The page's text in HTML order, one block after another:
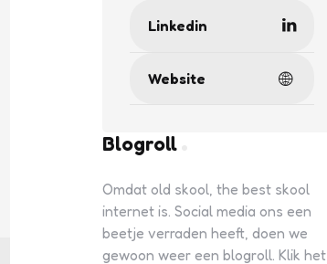
Linkedin
Website
Blogroll
Omdat old skool, the best skool
internet is. Social media ons een
beetje verraden heeft, doen we
gewoon weer een blogroll. Klik het